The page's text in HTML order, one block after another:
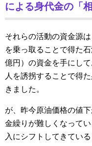
による身代金の「
それらの活動の資金源
を乗っ取ることで得た
億円）の資金を手にし
人を誘拐することで得
きました。
が、昨今原油価格の値
金繰りが難しくなって
入にシフトしてきている